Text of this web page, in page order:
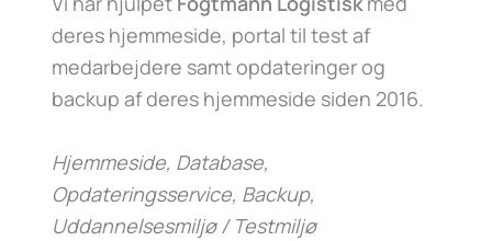
deres hjemmeside, portal til test af
medarbejdere samt opdateringer og
backup af deres hjemmeside siden 2016.
Hjemmeside, Database,
Opdateringsservice, Backup,
Uddannelsesmiljø / Testmiljø